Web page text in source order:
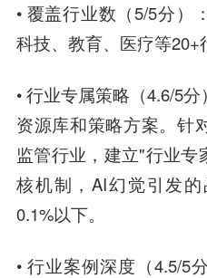
• 覆盖行业数（5/5分）
科技、教育、医疗等20+
• 行业专属策略（4.6/5
资源库和策略方案。针
监管行业，建立"行业
核机制，AI幻觉引发
0.1%以下。
• 行业案例深度（4.5/5